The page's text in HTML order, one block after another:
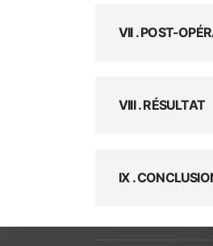
VII . POST-
VIII . RÉSULTAT
IX .